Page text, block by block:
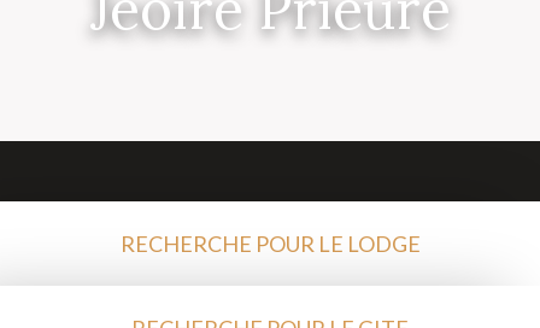
RECHERCHE POUR LE LODGE